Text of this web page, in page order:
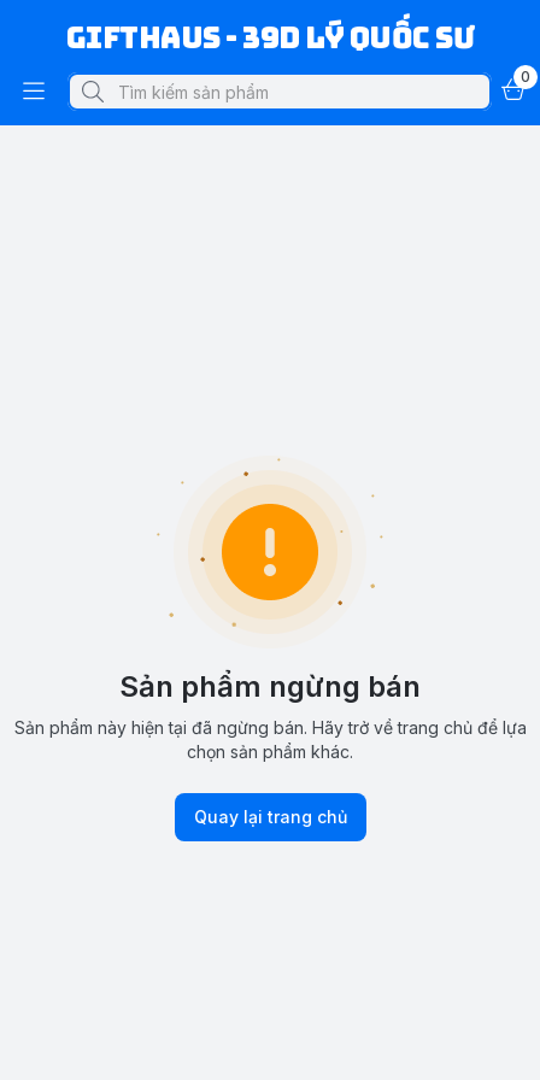
Gifthaus - 39D Lý Quốc Sư
0
Sản phẩm ngừng bán
Sản phẩm này hiện tại đã ngừng bán. Hãy trở về trang chủ để lựa
chọn sản phẩm khác.
Quay lại trang chủ